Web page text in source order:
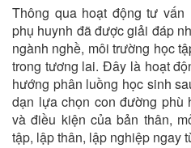
Thông qua hoạt động tư
phụ huynh đã được giải đáp
ngành nghề, môi trường học
trong tương lai. Đây là hoạt
hướng phân luồng học sinh
dạn lựa chọn con đường phù
và điều kiện của bản thân,
tập, lập thân, lập nghiệp ngay